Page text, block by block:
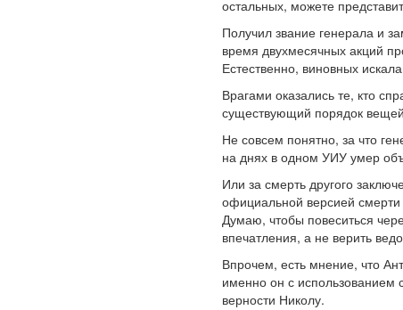
остальных, можете
Получил звание генерала и
время двухмесячных акций
Естественно, виновных
Врагами оказались те, кто
существующий порядок
Не совсем понятно, за что
на днях в одном УИУ умер
Или за смерть другого
официальной версией смерти
Думаю, чтобы повеситься
впечатления, а не верить
Впрочем, есть мнение, что
именно он с использованием
верности Николу.